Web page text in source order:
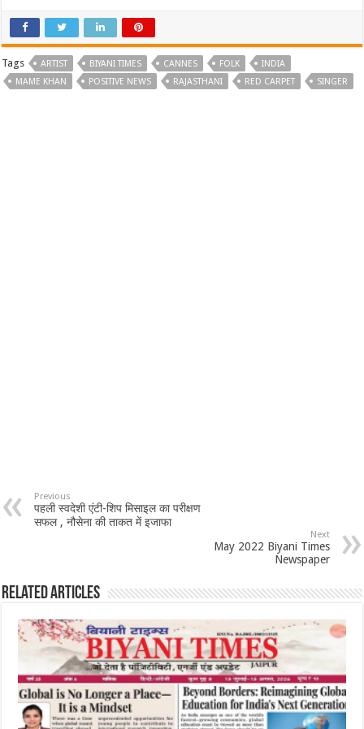
Tags ARTIST BIYANI TIMES CANNES FOLK
INDIA
MAME KHAN
POSITIVE NEWS RAJASTHANI RED CARPET SINGER
Previous
पहली स्वदेशी एंटी-शिप मिसाइल का परीक्षण
सफल , नौसेना की ताकत में इजाफा
Next
May 2022 Biyani Times
Newspaper
Related Articles